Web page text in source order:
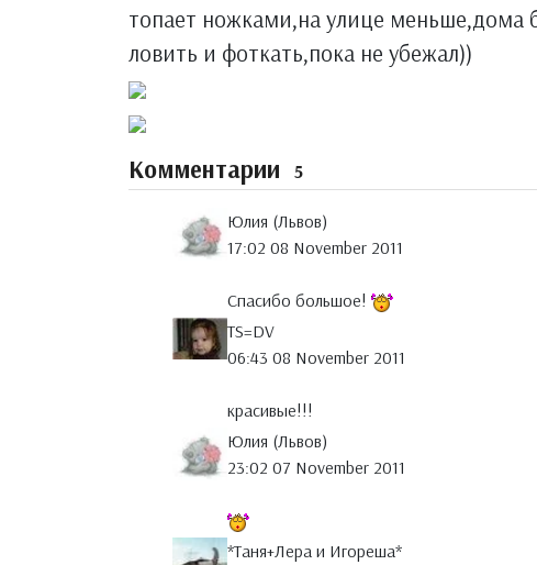
топает ножками,на улице меньше,дома
ловить и фоткать,пока не убежал))
Комментарии 5
Юлия (Львов)
17:02 08 November 2011
Спасибо большое!
TS=DV
06:43 08 November 2011
красивые!!!
Юлия (Львов)
23:02 07 November 2011
*Таня+Лера и Игореша*